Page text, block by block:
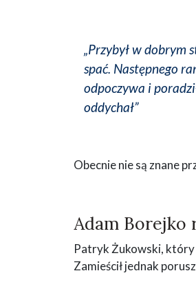
„Przybył w dobrym
spać. Następnego
odpoczywa i
oddychał”
Obecnie nie są znane
Adam Borejko
Patryk Żukowski, który
Zamieścił jednak